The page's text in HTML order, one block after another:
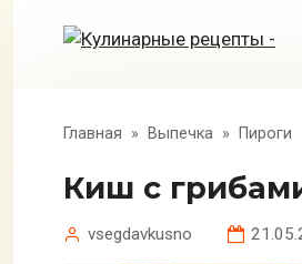
Главная » Выпечка » Пироги
Киш с
vsegdavkusno